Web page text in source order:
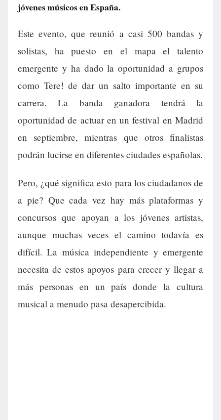
jóvenes músicos en España.
Este evento, que reunió a casi 500 bandas y
solistas, ha puesto en el mapa el talento
emergente y ha dado la oportunidad a grupos
como Tere! de dar un salto importante en su
carrera. La banda ganadora tendrá la
oportunidad de actuar en un festival en Madrid
en septiembre, mientras que otros finalistas
podrán lucirse en diferentes ciudades españolas.
Pero, ¿qué significa esto para los ciudadanos de
a pie? Que cada vez hay más plataformas y
concursos que apoyan a los jóvenes artistas,
aunque muchas veces el camino todavía es
difícil. La música independiente y emergente
necesita de estos apoyos para crecer y llegar a
más personas en un país donde la cultura
musical a menudo pasa desapercibida.